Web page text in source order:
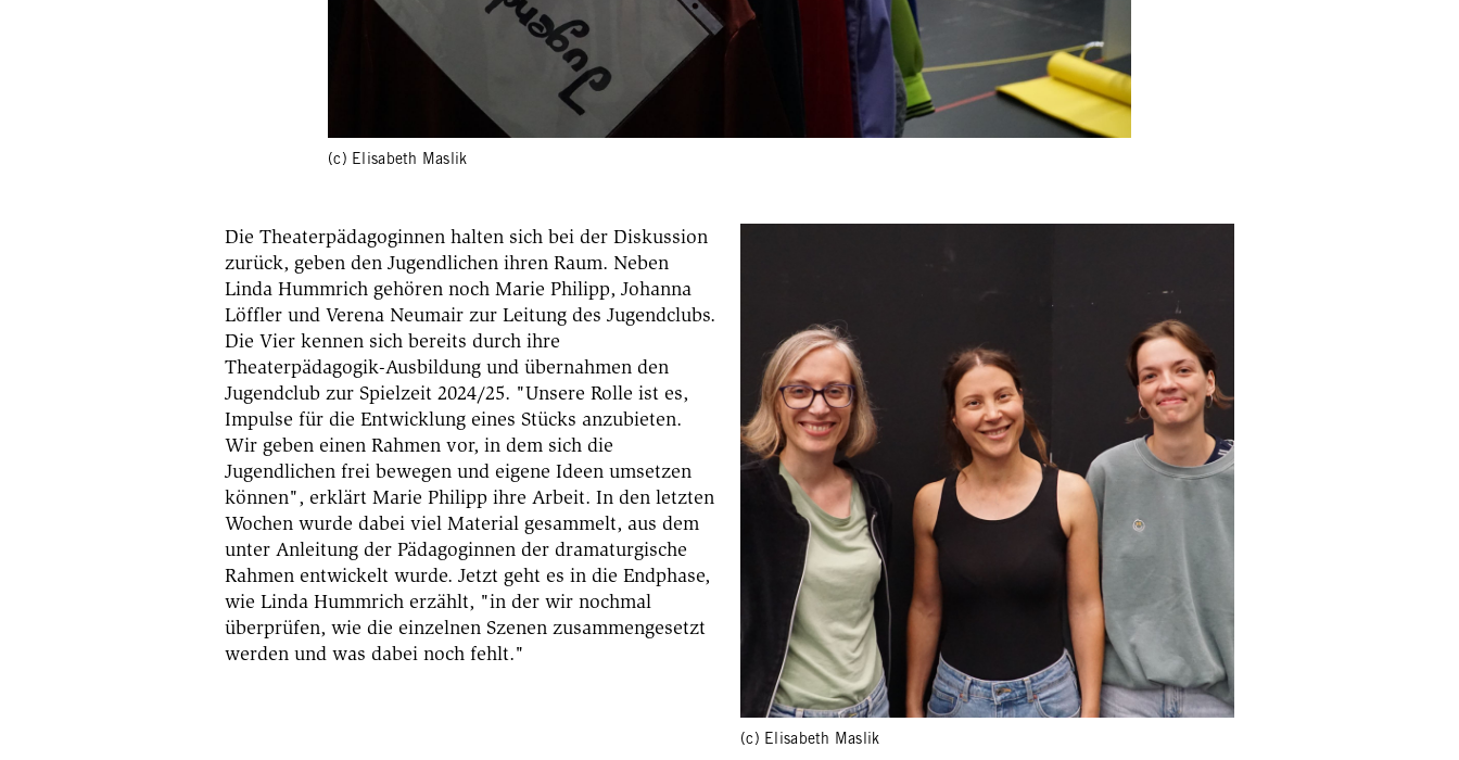
(c) Elisabeth Maslik
Die Theaterpädagoginnen halten sich bei der Diskussion
zurück, geben den Jugendlichen ihren Raum. Neben
Linda Hummrich gehören noch Marie Philipp, Johanna
Löffler und Verena Neumair zur Leitung des Jugendclubs.
Die Vier kennen sich bereits durch ihre
Theaterpädagogik-Ausbildung und übernahmen den
Jugendclub zur Spielzeit 2024/25. "Unsere Rolle ist es,
Impulse für die Entwicklung eines Stücks anzubieten.
Wir geben einen Rahmen vor, in dem sich die
Jugendlichen frei bewegen und eigene Ideen umsetzen
können", erklärt Marie Philipp ihre Arbeit. In den letzten
Wochen wurde dabei viel Material gesammelt, aus dem
unter Anleitung der Pädagoginnen der dramaturgische
Rahmen entwickelt wurde. Jetzt geht es in die Endphase,
wie Linda Hummrich erzählt, "in der wir nochmal
überprüfen, wie die einzelnen Szenen zusammengesetzt
werden und was dabei noch fehlt."
(c) Elisabeth Maslik